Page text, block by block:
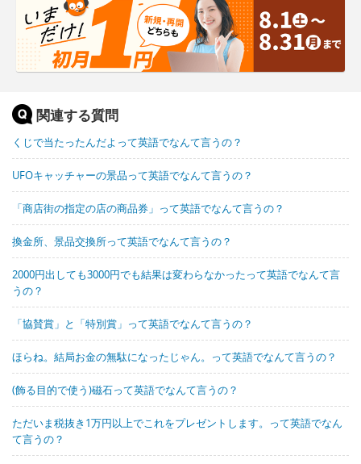
関連する質問
くじで当たったんだよって英語でなんて言うの？
UFOキャッチャーの景品って英語でなんて言うの？
「商店街の指定の店の商品券」って英語でなんて言うの？
換金所、景品交換所って英語でなんて言うの？
2000円出しても3000円でも結果は変わらなかったって英語でなんて言
うの？
「協賛賞」と「特別賞」って英語でなんて言うの？
ほらね。結局お金の無駄になったじゃん。って英語でなんて言うの？
(飾る目的で使う)磁石って英語でなんて言うの？
ただいま税抜き1万円以上でこれをプレゼントします。って英語でなん
て言うの？